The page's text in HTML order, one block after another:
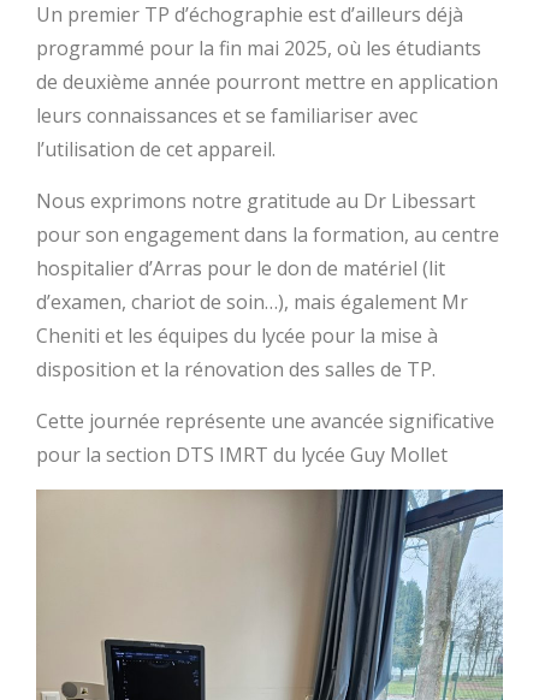
Un premier TP d’échographie est d’ailleurs déjà
programmé pour la fin mai 2025, où les étudiants
de deuxième année pourront mettre en application
leurs connaissances et se familiariser avec
l’utilisation de cet appareil.
Nous exprimons notre gratitude au Dr Libessart
pour son engagement dans la formation, au centre
hospitalier d’Arras pour le don de matériel (lit
d’examen, chariot de soin…), mais également Mr
Cheniti et les équipes du lycée pour la mise à
disposition et la rénovation des salles de TP.
Cette journée représente une avancée significative
pour la section DTS IMRT du lycée Guy Mollet